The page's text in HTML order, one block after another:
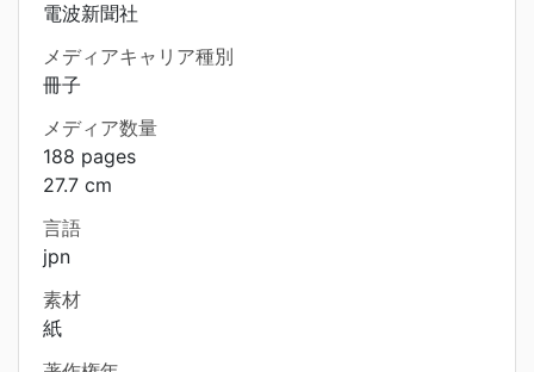
電波新聞社
メディアキャリア種別
冊子
メディア数量
188 pages
27.7 cm
言語
jpn
素材
紙